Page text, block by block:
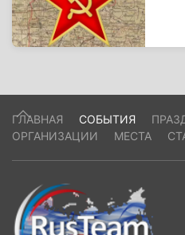
ГЛАВНАЯ СОБЫТИЯ
ОРГАНИЗАЦИИ
МЕСТА